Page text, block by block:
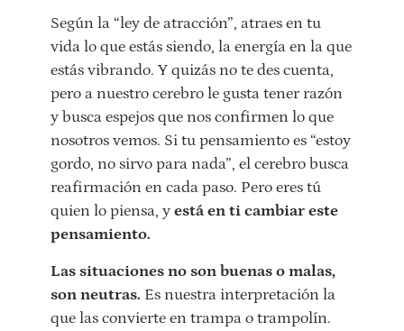
Según la “ley de atracción”, atraes en tu
vida lo que estás siendo, la energía en la que
estás vibrando. Y quizás no te des cuenta,
pero a nuestro cerebro le gusta tener razón
y busca espejos que nos confirmen lo que
nosotros vemos. Si tu pensamiento es “estoy
gordo, no sirvo para nada”, el cerebro busca
reafirmación en cada paso. Pero eres tú
quien lo piensa, y está en ti cambiar este
pensamiento.
Las situaciones no son buenas o malas,
son neutras. Es nuestra interpretación la
que las convierte en trampa o trampolín.